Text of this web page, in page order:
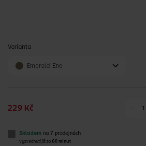
Varianta
Emerald Ene
229 Kč -
Skladem na 7 prodejnách
vyzvednutí již za 60 minut